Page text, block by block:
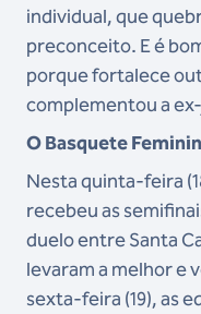
individual, que
preconceito. E é
porque fortalece
complementou a
O Basquete
Nesta quinta-feira
recebeu as
duelo entre Santa
levaram a melhor e
sexta-feira (19), as